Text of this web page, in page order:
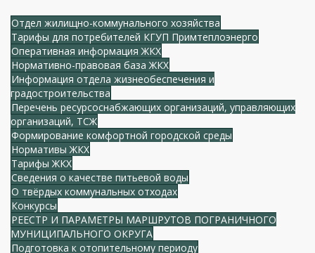
Отдел жилищно-коммунального хозяйства
Тарифы для потребителей КГУП Примтеплоэнерго
Оперативная информация ЖКХ
Нормативно-правовая база ЖКХ
Информация отдела жизнеобеспечения и
градостроительства
Перечень ресурсоснабжающих организаций, управляющих
организаций, ТСЖ
Формирование комфортной городской среды
Нормативы ЖКХ
Тарифы ЖКХ
Сведения о качестве питьевой воды
О твёрдых коммунальных отходах
Конкурсы
РЕЕСТР И ПАРАМЕТРЫ МАРШРУТОВ ПОГРАНИЧНОГО
МУНИЦИПАЛЬНОГО ОКРУГА
Подготовка к отопительному периоду